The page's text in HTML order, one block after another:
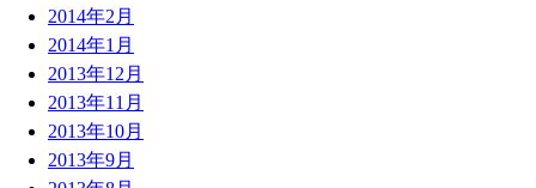
2014年2月
2014年1月
2013年12月
2013年11月
2013年10月
2013年9月